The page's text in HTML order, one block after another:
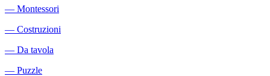
― Montessori
― Costruzioni
― Da tavola
― Puzzle